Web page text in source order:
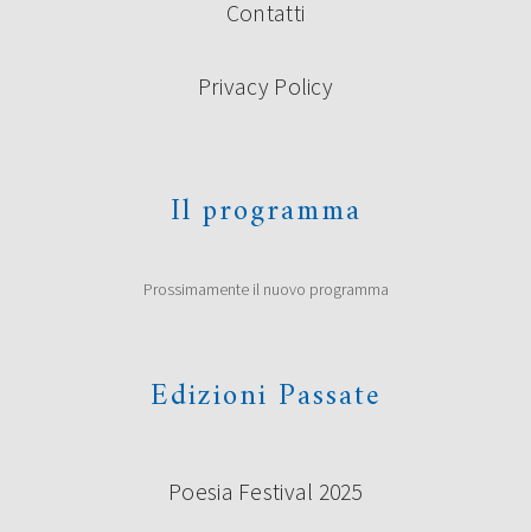
Contatti
Privacy Policy
Il programma
Prossimamente il nuovo programma
Edizioni Passate
Poesia Festival 2025